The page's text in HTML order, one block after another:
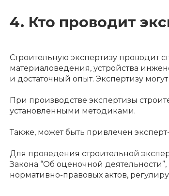
4. Кто проводит
Строительную экспертизу проводит
материаловедения, устройства
и достаточный опыт. Экспертизу
При производстве экспертизы
установленными методиками.
Также, может быть привлечен
Для проведения строительной
Закона “Об оценочной
нормативно-правовых актов,